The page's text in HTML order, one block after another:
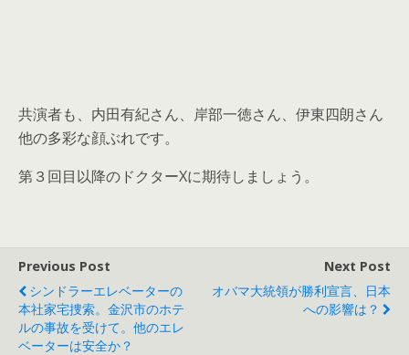
共演者も、内田有紀さん、岸部一徳さん、伊東四朗さん
他の多彩な顔ぶれです。
第３回目以降のドクターXに期待しましょう。
Previous Post
シンドラーエレベーターの
本社家宅捜索。金沢市のホテ
ルの事故を受けて。他のエレ
ベーターは安全か？
Next Post
オバマ大統領が勝利宣言、日本
への影響は？